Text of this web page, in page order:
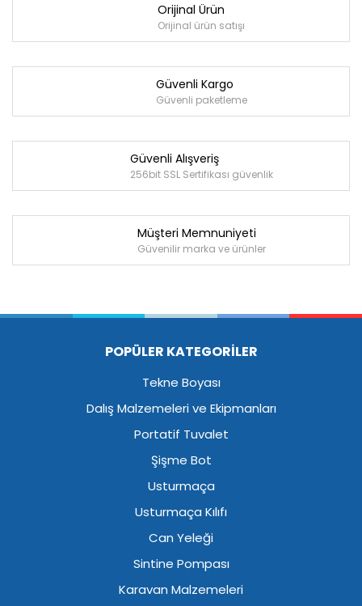
Orijinal Ürün
Orijinal ürün satışı
Güvenli Kargo
Güvenli paketleme
Güvenli Alışveriş
256bit SSL Sertifikası güvenlik
Müşteri Memnuniyeti
Güvenilir marka ve ürünler
POPÜLER KATEGORİLER
Tekne Boyası
Dalış Malzemeleri ve Ekipmanları
Portatif Tuvalet
Şişme Bot
Usturmaça
Usturmaça Kılıfı
Can Yeleği
Sintine Pompası
Karavan Malzemeleri